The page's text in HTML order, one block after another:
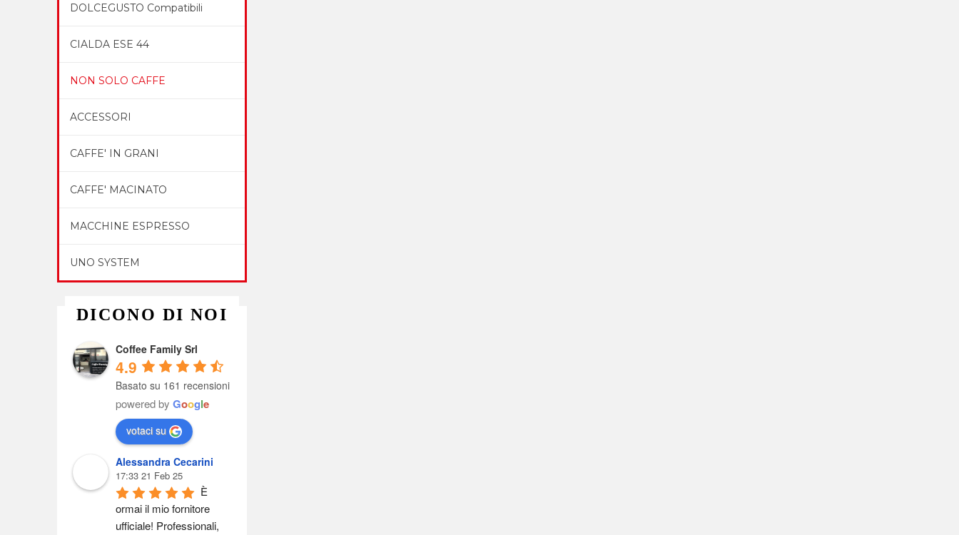
DOLCEGUSTO Compatibili
CIALDA ESE 44
NON SOLO CAFFE
ACCESSORI
CAFFE' IN GRANI
CAFFE' MACINATO
MACCHINE ESPRESSO
UNO SYSTEM
DICONO DI NOI
Coffee Family Srl
4.9
Basato su 161 recensioni
powered by Google
votaci su
Alessandra Cecarini
17:33 21 Feb 25
È
ormai il mio fornitore
ufficiale! Professionali,